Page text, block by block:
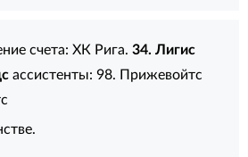
счета: ХК Рига.34. Лигис
ассистенты:98. Прижевойтс